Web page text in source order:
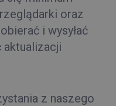
oraz
i wysyłać
aktualizacji
z naszego